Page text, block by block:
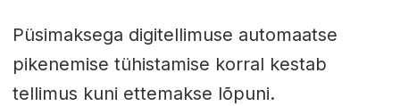
Püsimaksega digitellimuse automaatse
pikenemise tühistamise korral kestab
tellimus kuni ettemakse lõpuni.